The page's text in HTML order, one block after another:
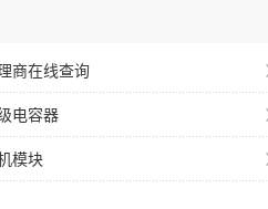
商在线查询
电容器
模块